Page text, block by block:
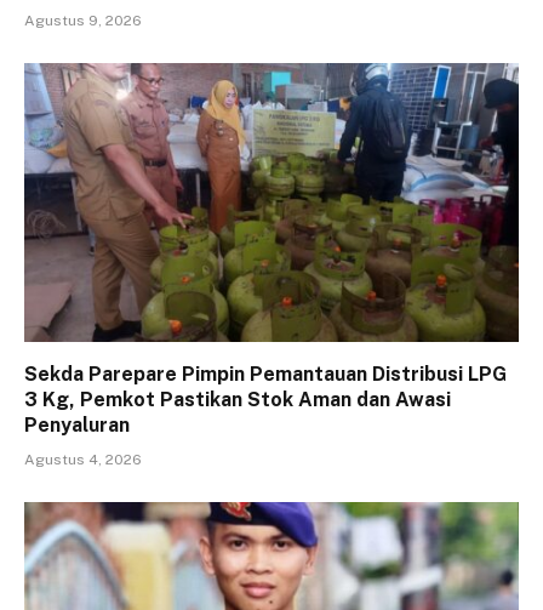
Agustus 9, 2026
Sekda Parepare Pimpin Pemantauan Distribusi LPG
3 Kg, Pemkot Pastikan Stok Aman dan Awasi
Penyaluran
Agustus 4, 2026